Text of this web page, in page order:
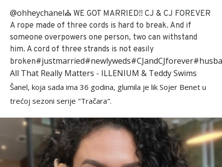
@ohheychanel⛪️ WE GOT MARRIED!! CJ & CJ FOREVER
A rope made of three cords is hard to break. And if
someone overpowers one person, two can withstand
him. A cord of three strands is not easily
broken#justmarried#newlyweds#CJandCJforever
All That Really Matters - ILLENIUM & Teddy Swims
Šanel, koja sada ima 36 godina, glumila je lik Sojer Benet u
trećoj sezoni serije "Tračara".